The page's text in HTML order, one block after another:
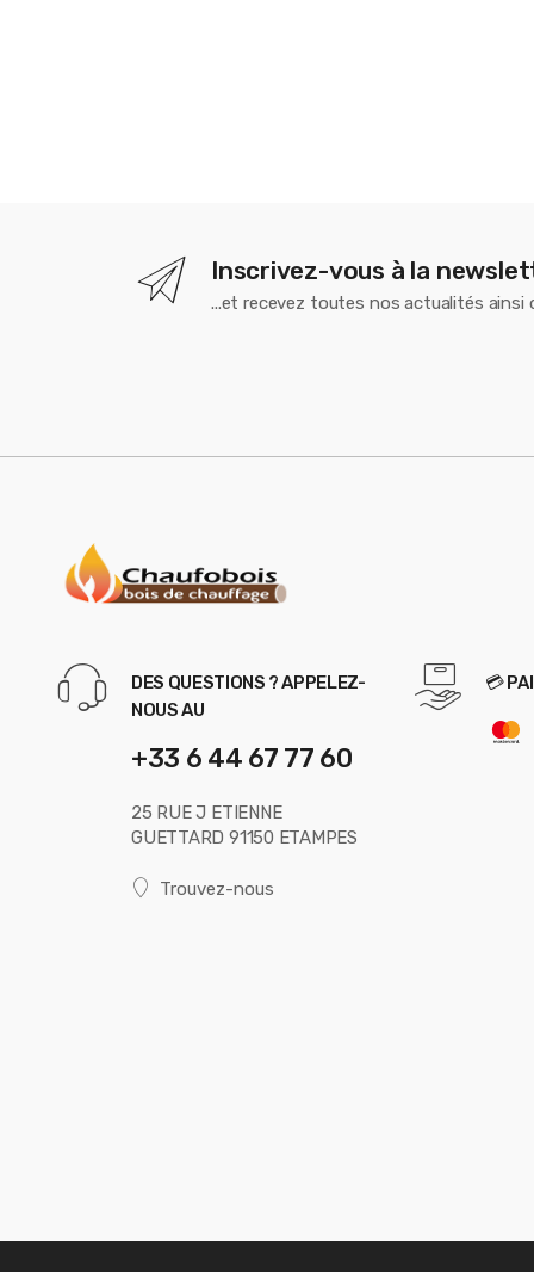
Inscrivez-vous à la
...et recevez toutes nos actualités ainsi
DES QUESTIONS ? APPELEZ-
NOUS AU
+33 6 44 67 77 60
25 RUE J ETIENNE
GUETTARD 91150 ETAMPES
Trouvez-nous
💳